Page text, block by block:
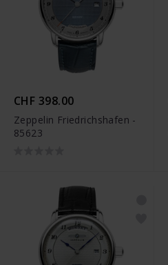
CHF 398.00
Zeppelin Friedrichshafen -
85623